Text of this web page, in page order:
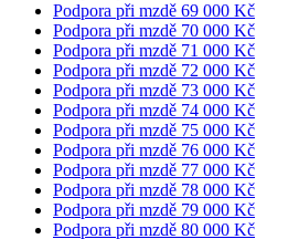
Podpora při mzdě 69 000 Kč
Podpora při mzdě 70 000 Kč
Podpora při mzdě 71 000 Kč
Podpora při mzdě 72 000 Kč
Podpora při mzdě 73 000 Kč
Podpora při mzdě 74 000 Kč
Podpora při mzdě 75 000 Kč
Podpora při mzdě 76 000 Kč
Podpora při mzdě 77 000 Kč
Podpora při mzdě 78 000 Kč
Podpora při mzdě 79 000 Kč
Podpora při mzdě 80 000 Kč